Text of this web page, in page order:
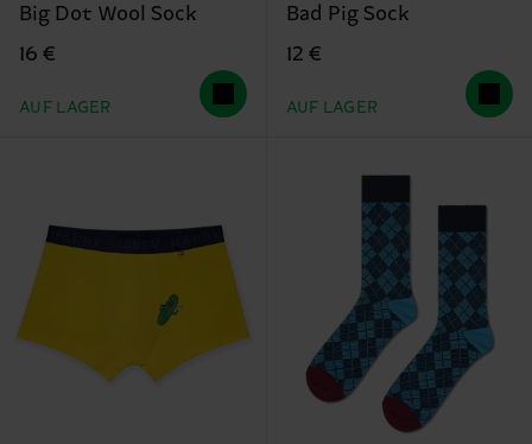
Big Dot Wool Sock
16 €
AUF LAGER
Bad Pig Sock
12 €
AUF LAGER